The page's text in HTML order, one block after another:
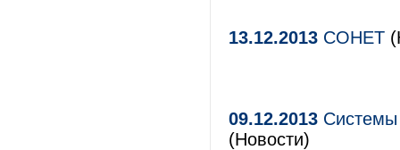
13.12.2013 СОНЕТ
09.12.2013
(Новости)